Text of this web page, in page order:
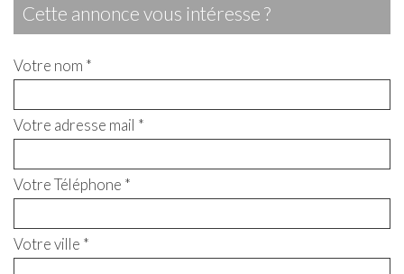
cette annonce vous intéresse ?
Votre nom *
Votre adresse mail *
Votre Téléphone *
Votre ville *